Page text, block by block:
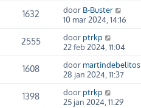
1632 door B-Buster
10 mar 2024, 14:16
2555 door ptrkp
22 feb 2024, 11:04
1608 door martindebelitos
28 jan 2024, 11:37
1398 door ptrkp
25 jan 2024, 11:29